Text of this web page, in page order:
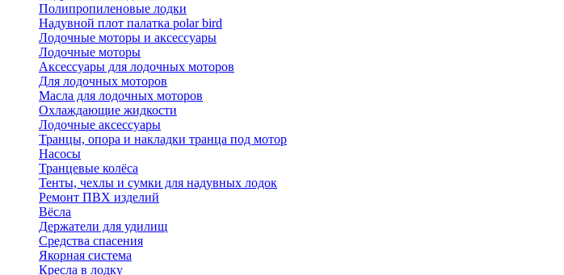
Полипропиленовые лодки
Надувной плот палатка polar bird
Лодочные моторы и аксессуары
Лодочные моторы
Аксессуары для лодочных моторов
Для лодочных моторов
Масла для лодочных моторов
Охлаждающие жидкости
Лодочные аксессуары
Транцы, опора и накладки транца под мотор
Насосы
Транцевые колёса
Тенты, чехлы и сумки для надувных лодок
Ремонт ПВХ изделий
Вёсла
Держатели для удилищ
Средства спасения
Якорная система
Кресла в лодку